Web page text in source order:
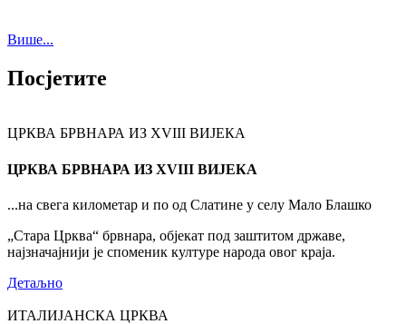
Више...
Посјетите
ЦРКВА БРВНАРА ИЗ XVIII ВИЈЕКА
ЦРКВА БРВНАРА ИЗ XVIII ВИЈЕКА
...на свега километар и по од Слатине у селу Мало Блашко
„Стара Црква“ брвнара, објекат под заштитом државе,
најзначајнији је споменик културе народа овог краја.
Детаљно
ИТАЛИЈАНСКА ЦРКВА